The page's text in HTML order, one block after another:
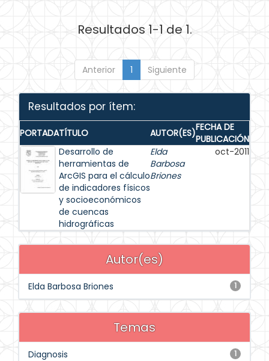
Resultados 1-1 de 1.
Anterior 1 Siguiente
Resultados por ítem:
PORTADATÍTULO AUTOR(ES)FECHA DE
PUBLICACIÓN
Desarrollo de
herramientas de
ArcGIS para el cálculo
de indicadores físicos
y socioeconómicos
de cuencas
hidrográficas
Elda
Barbosa
Briones
oct-2011
Autor(es)
1
Elda Barbosa Briones
Temas
1
Diagnosis